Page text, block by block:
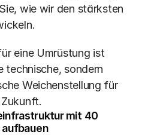
wie wir den stärksten
eine Umrüstung ist
technische, sondern
Weichenstellung für
mit 40
aufbauen